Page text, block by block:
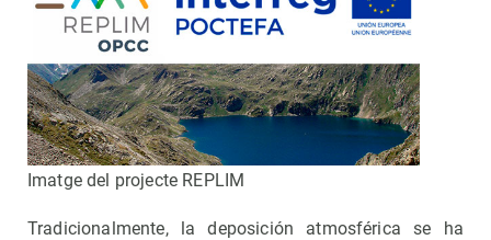
Imatge del projecte REPLIM
Tradicionalmente, la deposición atmosférica se ha